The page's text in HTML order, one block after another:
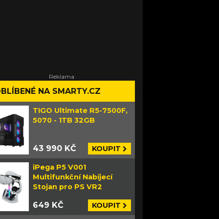
NA SMARTY.CZ
TIGO Ultimate R5-7500F,
5070 - 1TB 32GB
43 990 KČ KOUPIT
iPega P5 V001
Multifunkční Nabíjecí
Stojan pro PS VR2
649 KČ KOUPIT